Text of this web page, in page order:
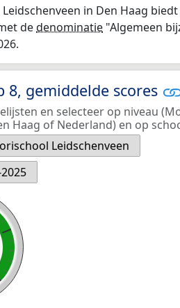
in Den Haag
dedenominatie "Algemeen
8, gemiddelde scores
en selecteer op niveau
Haag of Nederland) en op
Leidschenveen